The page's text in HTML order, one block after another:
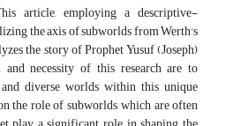
article, employing a descriptive-
the axis of subworlds from Werth's
the story of Prophet Yusuf (Joseph)
necessity of this research are to
diverse worlds within this unique
the role of subworlds, which are often